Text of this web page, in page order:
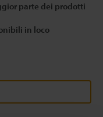
parte dei prodotti
in loco